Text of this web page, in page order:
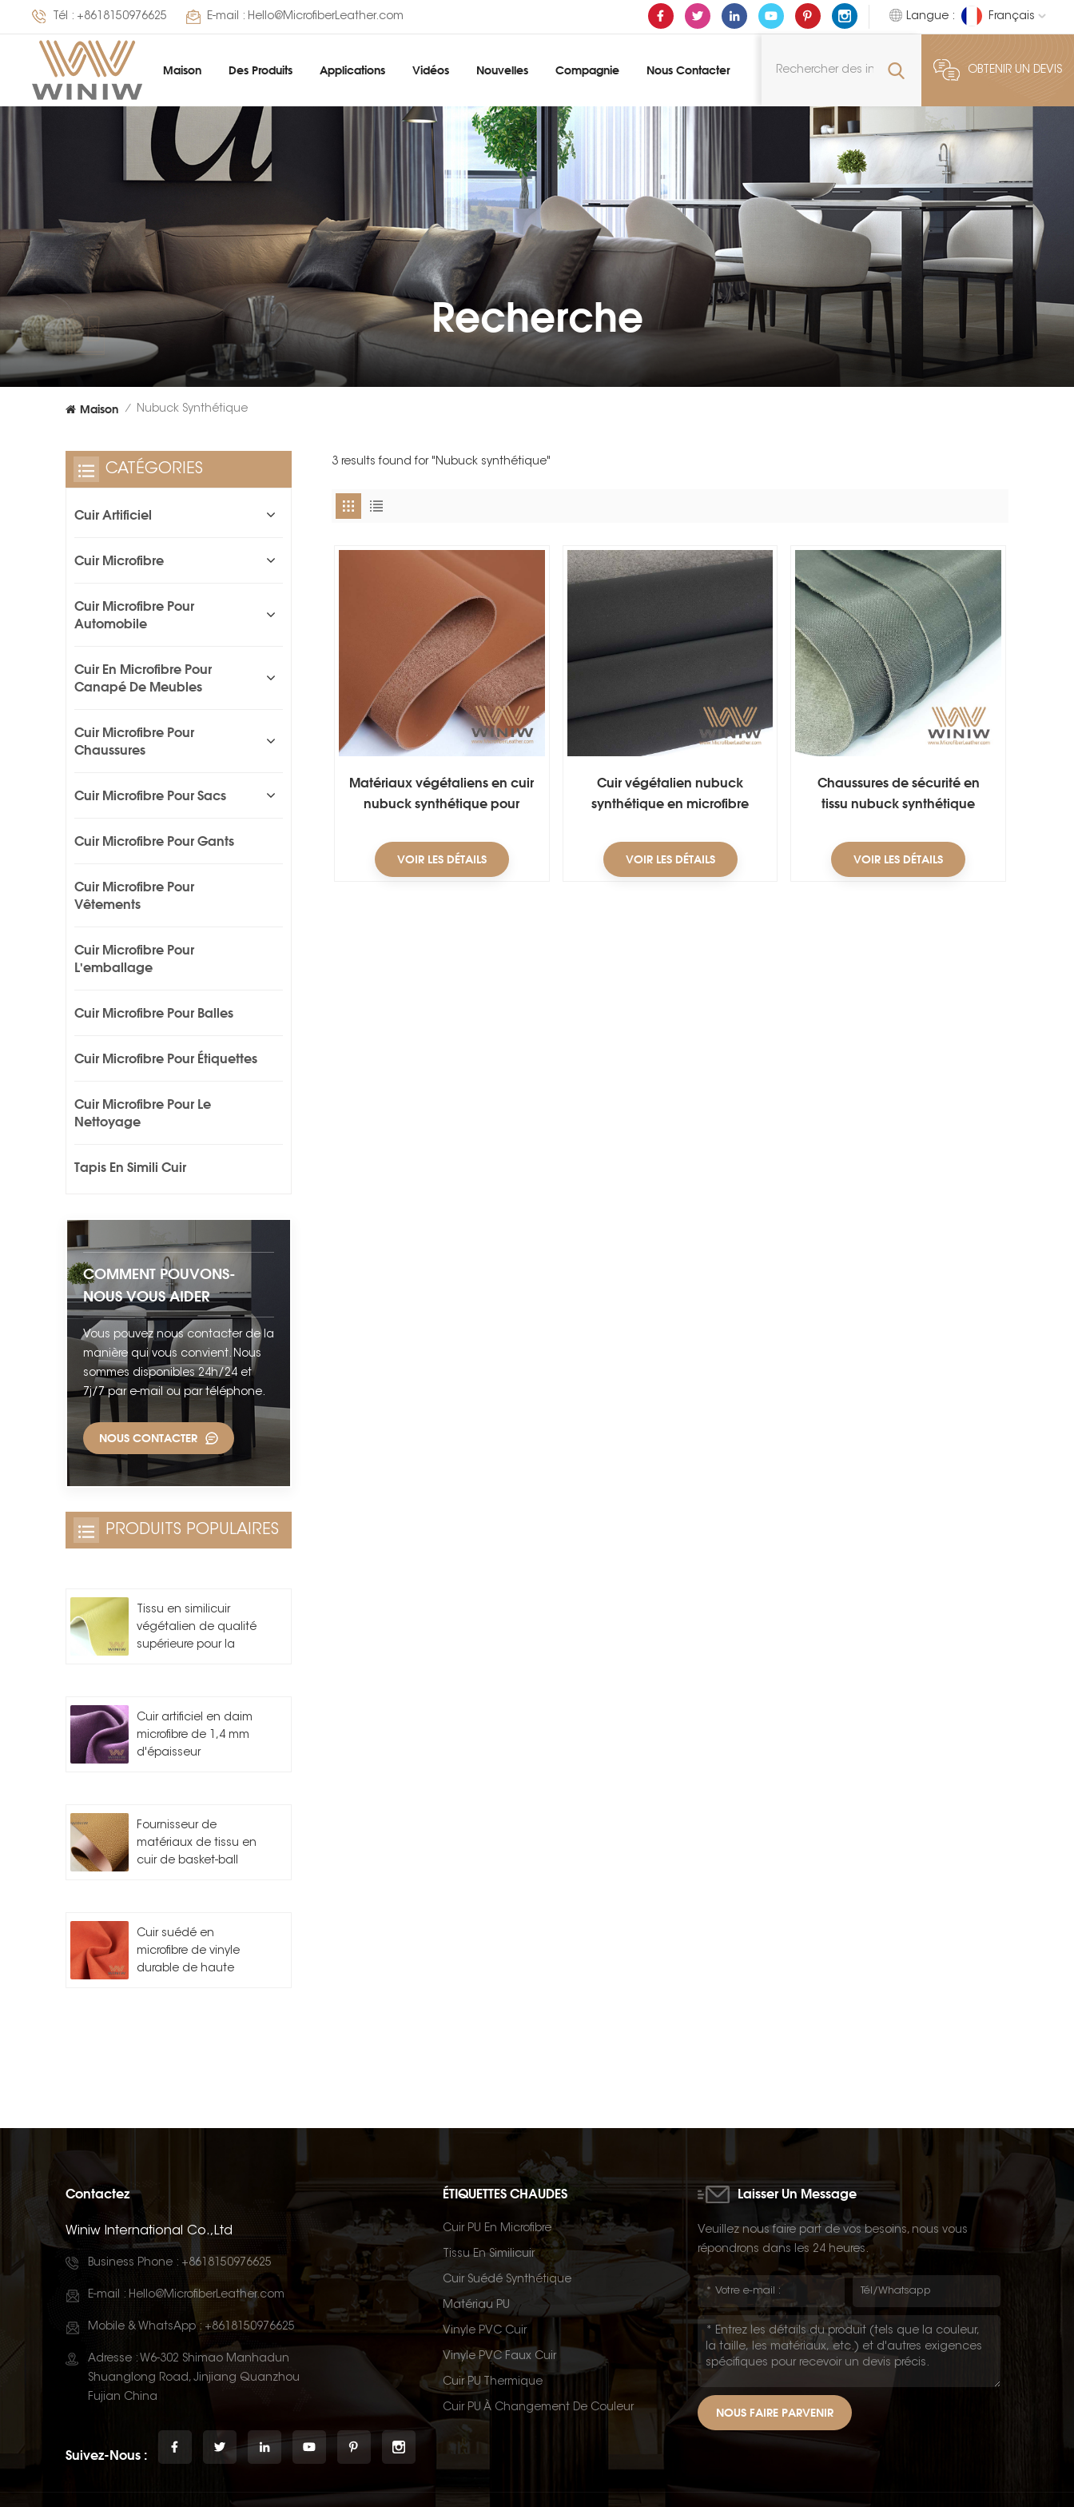
Tél : +8618150976625 E-mail : Hello@MicrofiberLeather.com Langue : Français
OBTENIR UN DEVIS
Maison Des Produits Applications Vidéos Nouvelles Compagnie Nous Contacter
Recherche
Maison / Nubuck Synthétique
3 results found for "Nubuck synthétique"
Matériaux végétaliens en cuir
nubuck synthétique pour
VOIR LES DÉTAILS
Cuir végétalien nubuck
synthétique en microfibre
VOIR LES DÉTAILS
Chaussures de sécurité en
tissu nubuck synthétique
VOIR LES DÉTAILS
CATÉGORIES
Cuir Artificiel
Cuir Microfibre
Cuir Microfibre Pour
Automobile
Cuir En Microfibre Pour
Canapé De Meubles
Cuir Microfibre Pour
Chaussures
Cuir Microfibre Pour Sacs
Cuir Microfibre Pour Gants
Cuir Microfibre Pour
Vêtements
Cuir Microfibre Pour
L'emballage
Cuir Microfibre Pour Balles
Cuir Microfibre Pour Étiquettes
Cuir Microfibre Pour Le
Nettoyage
Tapis En Simili Cuir
COMMENT POUVONS-
NOUS VOUS AIDER
Vous pouvez nous contacter de la
manière qui vous convient. Nous
sommes disponibles 24h/24 et
7j/7 par e-mail ou par téléphone.
NOUS CONTACTER
PRODUITS POPULAIRES
Tissu en similicuir
végétalien de qualité
supérieure pour la
Cuir artificiel en daim
microfibre de 1,4 mm
d'épaisseur
Fournisseur de
matériaux de tissu en
cuir de basket-ball
Cuir suédé en
microfibre de vinyle
durable de haute
Contactez
Winiw International Co.,Ltd
Business Phone : +8618150976625
E-mail : Hello@MicrofiberLeather.com
Mobile & WhatsApp : +8618150976625
Adresse : W6-302 Shimao Manhadun
Shuanglong Road, Jinjiang Quanzhou
Fujian China
ÉTIQUETTES CHAUDES
Cuir PU En Microfibre
Tissu En Similicuir
Cuir Suédé Synthétique
Matériau PU
Vinyle PVC Cuir
Vinyle PVC Faux Cuir
Cuir PU Thermique
Cuir PU À Changement De Couleur
Laisser Un Message
Veuillez nous faire part de vos besoins, nous vous
répondrons dans les 24 heures.
Suivez-Nous :